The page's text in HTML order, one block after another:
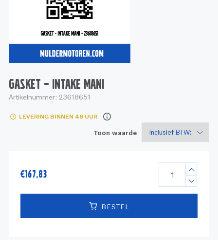
Onderdelen
Motoren
Onderdelen
Service
Motoren
Service en onderhoud
Reman - Bedrijfsvaart
GASKET – INTAKE MANI
Artikelnummer: 23618651
LEVERING BINNEN 48 UUR
Toon waarde
€167,83
BESTEL